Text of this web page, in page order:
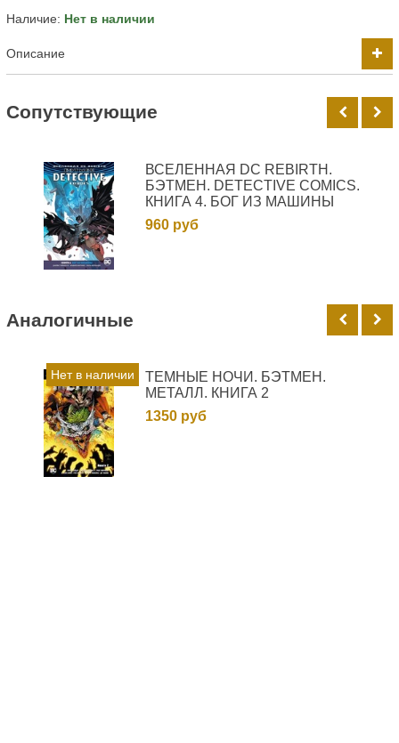
Наличие: Нет в наличии
Описание
Cопутствующие
ВСЕЛЕННАЯ DC REBIRTH.
БЭТМЕН. DETECTIVE COMICS.
КНИГА 4. БОГ ИЗ МАШИНЫ
960 руб
Аналогичные
Нет в наличии
ТЕМНЫЕ НОЧИ. БЭТМЕН.
МЕТАЛЛ. КНИГА 2
1350 руб